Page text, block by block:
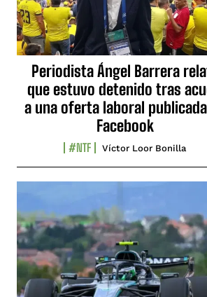
Periodista Ángel Barrera
que estuvo detenido tras
a una oferta laboral
Facebook
#NTF Víctor Loor Bonilla